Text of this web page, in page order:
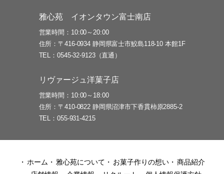
雅心苑 イオンタウン富士南店
営業時間
10:00～20:00
住所
〒416-0934 静岡県富士市鮫島118-10 本館1F
TEL
0545-32-9123（直通）
リヴァージュ洋菓子店
営業時間
10:00～18:00
住所
〒410-0822 静岡県沼津市下香貫柿原2885-2
TEL
055-931-4215
ホーム 雅心苑について お菓子作りの想い
商品紹介